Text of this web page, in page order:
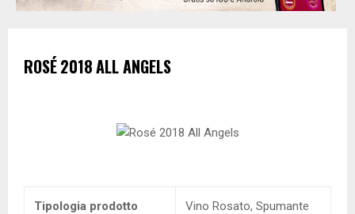
ROSÉ2018ALL ANGELS
Tipologia prodotto Vino Rosato, Spumante